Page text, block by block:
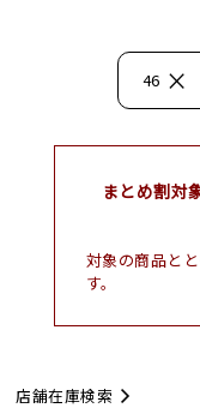
46 ×
まとめ割対
対象の商品と
す。
店舗在庫検索